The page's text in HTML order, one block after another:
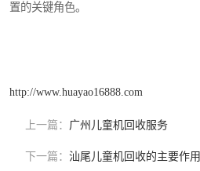
置的关键角色。
http://www.huayao16888.com
上一篇： 广州儿童机回收服务
下一篇： 汕尾儿童机回收的主要作用